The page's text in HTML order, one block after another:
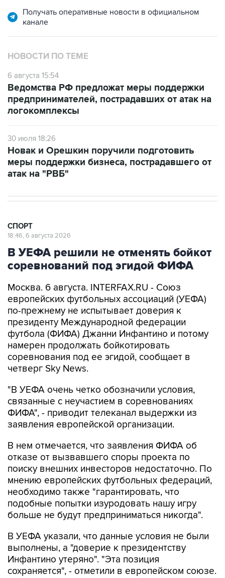
Получать оперативные новости в официальном
канале
НОВОСТИ ПО ТЕМЕ
6 августа 15:54
Ведомства РФ предложат меры поддержки
предпринимателей, пострадавших от атак на
логокомплексы
30 июля 18:26
Новак и Орешкин поручили подготовить
меры поддержки бизнеса, пострадавшего от
атак на "РВБ"
СПОРТ
18:46, 6 августа 2026
В УЕФА решили не отменять бойкот
соревнований под эгидой ФИФА
Москва. 6 августа. INTERFAX.RU - Союз
европейских футбольных ассоциаций (УЕФА)
по-прежнему не испытывает доверия к
президенту Международной федерации
футбола (ФИФА) Джанни Инфантино и потому
намерен продолжать бойкотировать
соревнования под ее эгидой, сообщает в
четверг Sky News.
"В УЕФА очень четко обозначили условия,
связанные с неучастием в соревнованиях
ФИФА", - приводит телеканал выдержки из
заявления европейской организации.
В нем отмечается, что заявления ФИФА об
отказе от вызвавшего споры проекта по
поиску внешних инвесторов недостаточно. По
мнению европейских футбольных федераций,
необходимо также "гарантировать, что
подобные попытки изуродовать нашу игру
больше не будут предприниматься никогда".
В УЕФА указали, что данные условия не были
выполнены, а "доверие к президентству
Инфантино утеряно". "Эта позиция
сохраняется", - отметили в европейском союзе.